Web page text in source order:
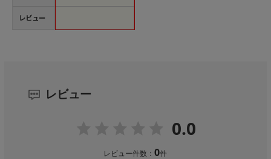
レビュー
レビュー
0.0
レビュー件数：0件